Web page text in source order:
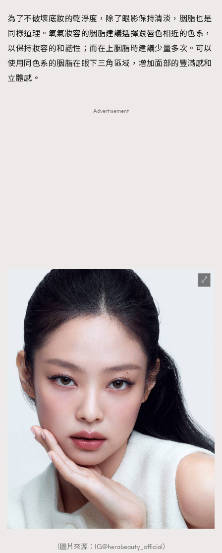
TRENDING
為了不破壞底妝的乾淨度，除了眼影保持清淡，胭脂也是
同樣道理。氧氣妝容的胭脂建議選擇跟唇色相近的色系，
以保持妝容的和諧性；而在上胭脂時建議少量多次。可以
使用同色系的胭脂在眼下三角區域，增加面部的豐滿感和
立體感。
Advertisement
（圖片來源：IG@herabeauty_official）